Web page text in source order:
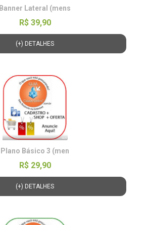
Banner Lateral (mens
R$ 39,90
(+) DETALHES
Plano Básico 3 (men
R$ 29,90
(+) DETALHES